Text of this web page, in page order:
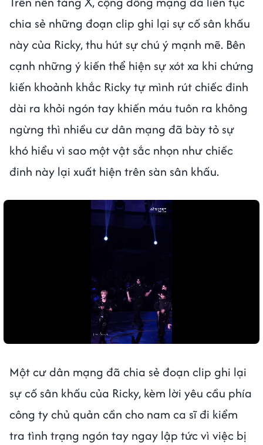
chia sẻ những đoạn clip ghi lại sự cố sân khấu
này của Ricky, thu hút sự chú ý mạnh mẽ. Bên
cạnh những ý kiến thể hiện sự xót xa khi chứng
kiến khoảnh khắc Ricky tự mình rút chiếc đinh
dài ra khỏi ngón tay khiến máu tuôn ra không
ngừng thì nhiều cư dân mạng đã bày tỏ sự
khó hiểu vì sao một vật sắc nhọn như chiếc
đinh này lại xuất hiện trên sàn sân khấu.
Một cư dân mạng đã chia sẻ đoạn clip ghi lại
sự cố sân khấu của Ricky, kèm lời yêu cầu phía
công ty chủ quản cần cho nam ca sĩ đi kiểm
tra tình trạng ngón tay ngay lập tức vì việc bị